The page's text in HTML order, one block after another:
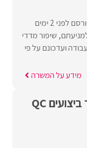
לפני 2 ימים
שיפור מדדי
ועדכונם על פי
מידע על המשרה
אנליטיקאי/ת שיפור ביצועים QC